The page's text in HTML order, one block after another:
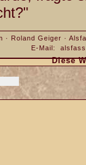
· Roland Geiger ·
E-Mail:
Diese